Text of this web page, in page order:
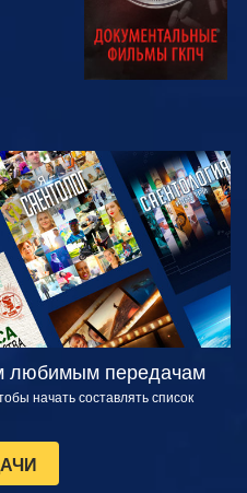
СМОТРЕТЬ
ПЕРЕДАЧИ
любимым передачам
начать составлять список